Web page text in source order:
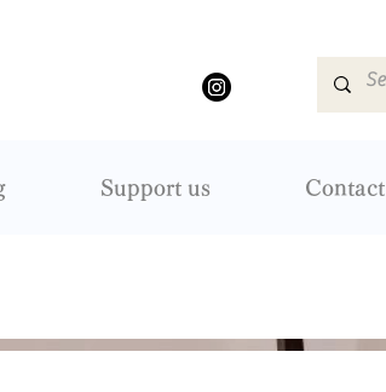
Support us Contact